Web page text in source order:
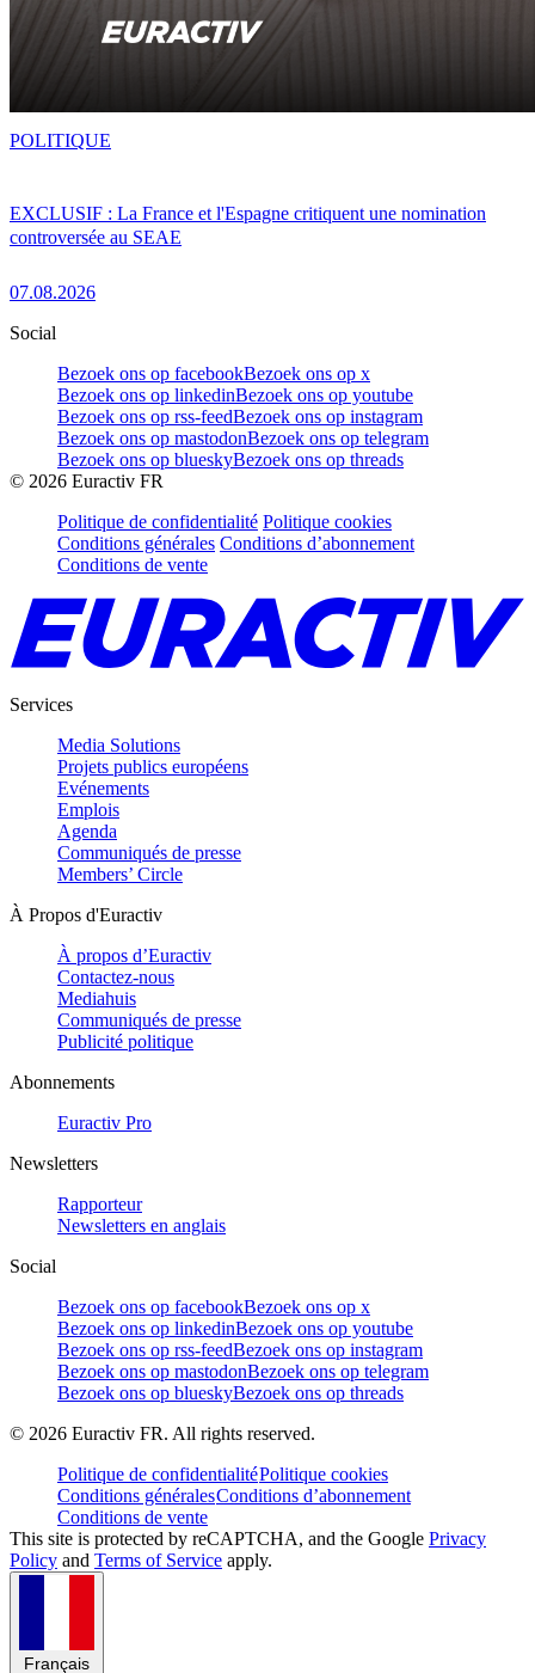
EXCLUSIF : La France et l'Espagne critiquent une nomination
controversée au SEAE
07.08.2026
POLITIQUE
Social
Bezoek ons op facebookBezoek ons op x
Bezoek ons op linkedinBezoek ons op youtube
Bezoek ons op rss-feedBezoek ons op instagram
Bezoek ons op mastodonBezoek ons op telegram
Bezoek ons op blueskyBezoek ons op threads
© 2026 Euractiv FR
Politique de confidentialité Politique cookies
Conditions générales Conditions d’abonnement
Conditions de vente
Services
Media Solutions
Projets publics européens
Evénements
Emplois
Agenda
Communiqués de presse
Members’ Circle
À Propos d'Euractiv
À propos d’Euractiv
Contactez-nous
Mediahuis
Communiqués de presse
Publicité politique
Abonnements
Euractiv Pro
Newsletters
Rapporteur
Newsletters en anglais
Social
Bezoek ons op facebookBezoek ons op x
Bezoek ons op linkedinBezoek ons op youtube
Bezoek ons op rss-feedBezoek ons op instagram
Bezoek ons op mastodonBezoek ons op telegram
Bezoek ons op blueskyBezoek ons op threads
© 2026 Euractiv FR. All rights reserved.
Politique de confidentialitéPolitique cookies
Conditions généralesConditions d’abonnement
Conditions de vente
This site is protected by reCAPTCHA, and the Google Privacy
Policy and Terms of Service apply.
Français